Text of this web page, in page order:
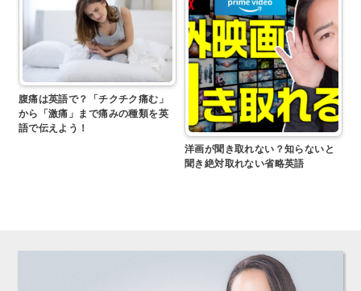
腹痛は英語で？「チクチク痛む」
から「激痛」まで痛みの種類を英
語で伝えよう！
洋画が聞き取れない？知らないと
聞き絶対取れない省略英語